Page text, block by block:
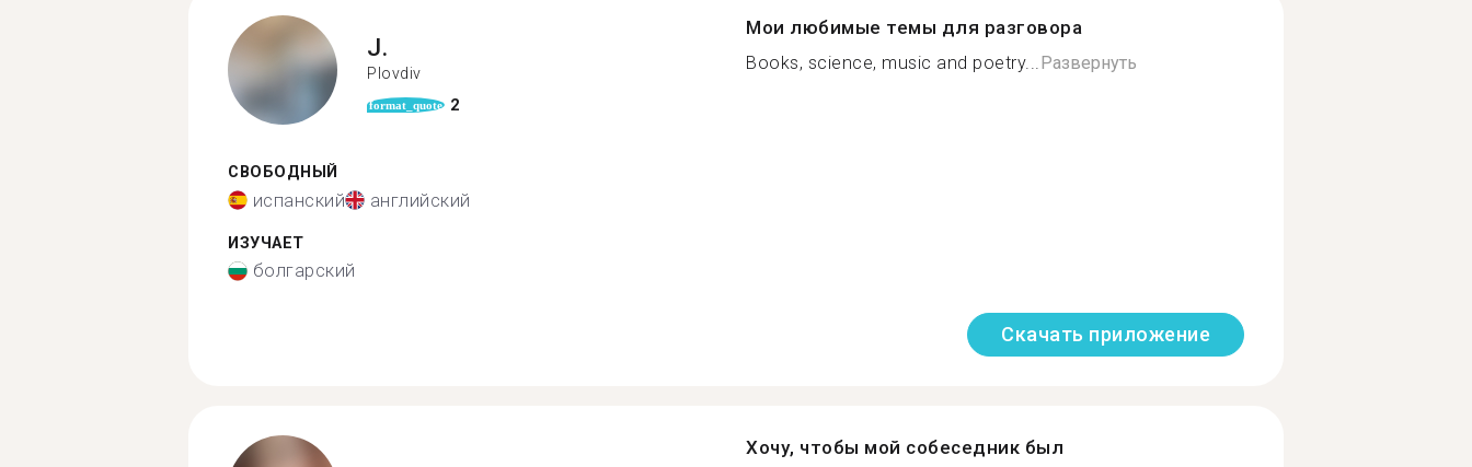
J.
Plovdiv
format_quote 2
СВОБОДНЫЙ
испанский английский
ИЗУЧАЕТ
болгарский
Мои любимые темы для разговора
Books, science, music and poetry...Развернуть
Скачать приложение
Хочу, чтобы мой собеседник был